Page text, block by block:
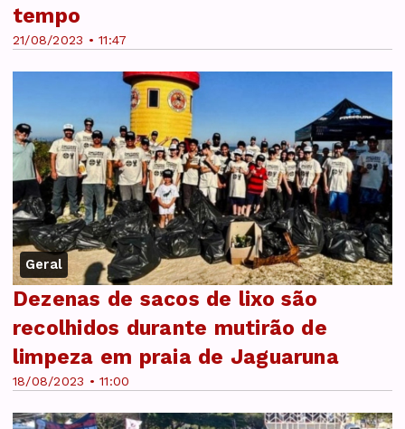
21/08/2023 • 11:47
tempo
Geral
18/08/2023 • 11:00
Dezenas de sacos de lixo são
recolhidos durante mutirão de
limpeza em praia de Jaguaruna